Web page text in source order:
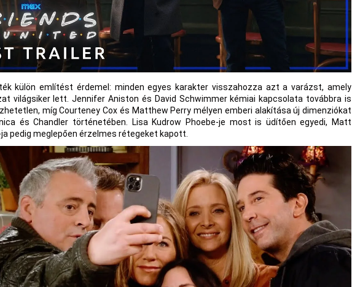
külön említést érdemel: minden egyes karakter visszahozza azt a varázst, amely
világsiker lett. Jennifer Aniston és David Schwimmer kémiai kapcsolata továbbra is
míg Courteney Cox és Matthew Perry mélyen emberi alakítása új dimenziókat
és Chandler történetében. Lisa Kudrow Phoebe-je most is üdítően egyedi, Matt
ja pedig meglepően érzelmes rétegeket kapott.